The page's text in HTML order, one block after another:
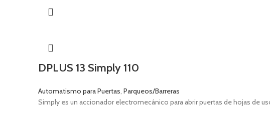
DPLUS 13 Simply 110
Automatismo para Puertas, Parqueos/Barreras
Simply es un accionador electromecánico para abrir puertas de hojas de